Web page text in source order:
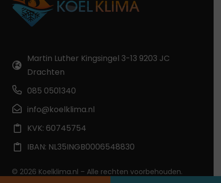
Martin Luther Kingsingel 3-13 9203 JC
Drachten
085 0501340
info@koelklima.nl
KVK: 60745754
IBAN: NL35INGB0006548830
© 2026 Koelklima.nl – Alle rechten voorbehouden.